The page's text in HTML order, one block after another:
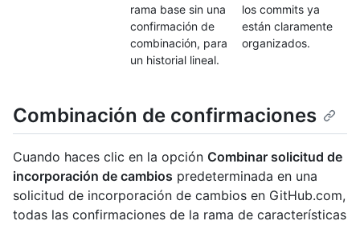
rama base sin una
confirmación de
combinación, para
un historial lineal.
los commits ya
están claramente
organizados.
Combinación de confirmaciones
Cuando haces clic en la opción Combinar solicitud de
incorporación de cambios predeterminada en una
solicitud de incorporación de cambios en GitHub.com,
todas las confirmaciones de la rama de características